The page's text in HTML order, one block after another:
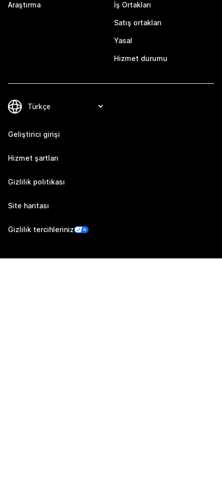
Araştırma İş Ortakları
Satış ortakları
Yasal
Hizmet durumu
Geliştirici girişi
Hizmet şartları
Gizlilik politikası
Site haritası
Gizlilik tercihleriniz